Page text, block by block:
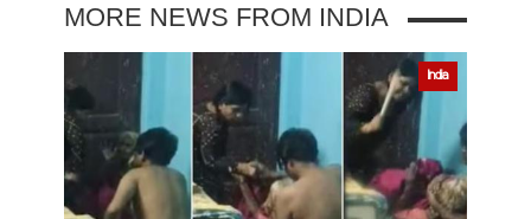
MORE NEWS FROM INDIA
India